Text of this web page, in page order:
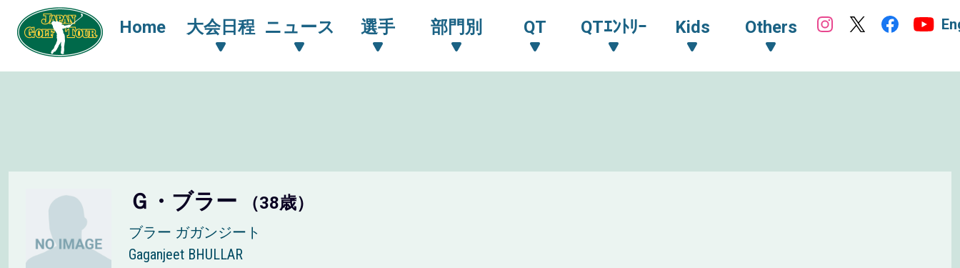
Home 大会日程 ニュース 選手 部門別 QT QTｴﾝﾄﾘｰ Kids Others
Ｇ・ブラー （38歳）
ブラー ガガンジート
Gaganjeet BHULLAR